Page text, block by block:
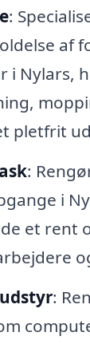
:
af
i Nylars,
pletfrit
:
i
et rent
: